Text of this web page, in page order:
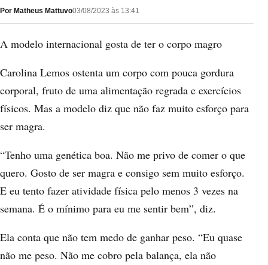
Por Matheus Mattuvo03/08/2023 às 13:41
A modelo internacional gosta de ter o corpo magro
Carolina Lemos ostenta um corpo com pouca gordura
corporal, fruto de uma alimentação regrada e exercícios
físicos. Mas a modelo diz que não faz muito esforço para
ser magra.
“Tenho uma genética boa. Não me privo de comer o que
quero. Gosto de ser magra e consigo sem muito esforço.
E eu tento fazer atividade física pelo menos 3 vezes na
semana. É o mínimo para eu me sentir bem”, diz.
Ela conta que não tem medo de ganhar peso. “Eu quase
não me peso. Não me cobro pela balança, ela não